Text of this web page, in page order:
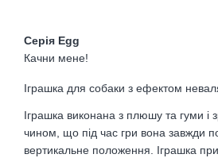
Серія Egg
Качни мене!
Іграшка для собаки з ефектом
Іграшка виконана з плюшу та гуми і
чином, що під час гри вона завжди
вертикальне положення. Іграшка